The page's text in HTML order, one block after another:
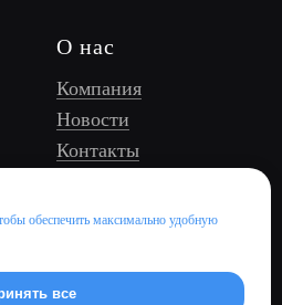
О нас
Компания
Новости
Контакты
обеспечить максимально удобную
все